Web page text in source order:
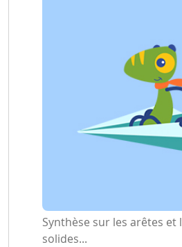
Synthèse sur les arêtes et
solides...